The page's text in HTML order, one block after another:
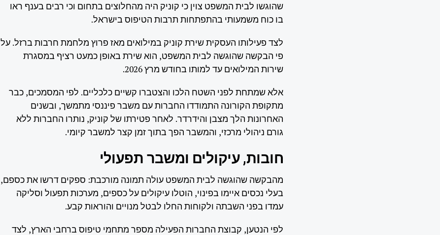
שהוגשו לבית המשפט צוין כי קוניק היה מהחלוצים בתחום וכי רבים בענף ראו
בו כוח משמעותי בהתפתחות תרבות הטיפוס בישראל.
לצד פעילותו העסקית שירת קוניק במילואים מאז פרוץ מלחמת חרבות ברזל. על
פי הבקשה שהוגשה לבית המשפט, הוא שירת באופן כמעט רציף במסגרת
שירות המילואים עד למותו בחודש מרץ 2026.
אלא שמתחת לפני השטח הלכו והצטברו קשיים כלכליים. לפי המסמכים, כבר
מתקופת הקורונה התמודדו החברות עם משבר פיננסי מתמשך, ובשנים
האחרונות הלך מצבן והידרדר. לאחר פטירתו של קוניק, נותרו החברות ללא
גורם ניהולי מרכזי, והמשבר הפך בתוך זמן קצר למשבר קיומי.
חובות, עיקולים ומשבר תפעולי
מהבקשה שהוגשה לבית המשפט עולה תמונה מורכבת: ספקים דרשו את כספם,
בעלי נכסים איימו בפינוי, הוטלו עיקולים על כספים, מערכות תפעול וסליקה
עמדו בפני השבתה ולקוחות החלו לבטל מנויים והוראות קבע.
לפי הנטען, קבוצת החברות הפעילה מספר מתחמי טיפוס ברחבי הארץ, לצד